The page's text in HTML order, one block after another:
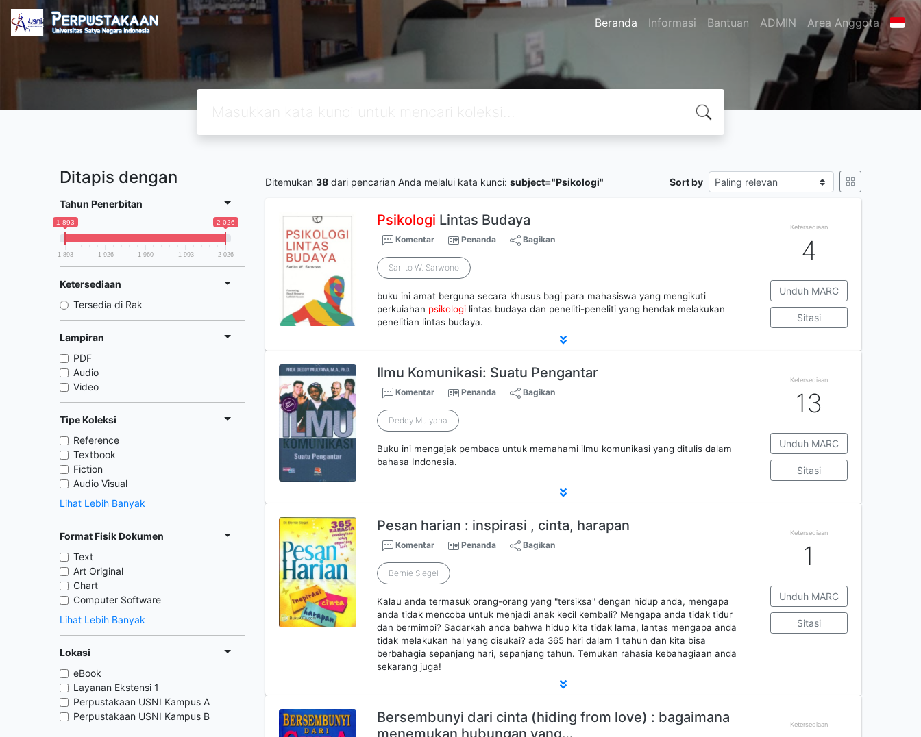
Beranda Informasi Bantuan ADMIN Area Anggota
Ditapis dengan
Tahun Penerbitan
1 893 2 026
1 893 1 926 1 960 1 993 2 026
Ketersediaan
Tersedia di Rak
Lampiran
PDF
Audio
Video
Tipe Koleksi
Reference
Textbook
Fiction
Audio Visual
Lihat Lebih Banyak
Format Fisik Dokumen
Text
Art Original
Chart
Computer Software
Lihat Lebih Banyak
Lokasi
eBook
Layanan Ekstensi 1
Perpustakaan USNI Kampus A
Perpustakaan USNI Kampus B
Ditemukan 38 dari pencarian Anda melalui kata kunci: subject="Psikologi" Sort by
Psikologi Lintas Budaya
Komentar Penanda Bagikan
Sarlito W. Sarwono
buku ini amat berguna secara khusus bagi para mahasiswa yang mengikuti
perkuiahan psikologi lintas budaya dan peneliti-peneliti yang hendak melakukan
penelitian lintas budaya.
Ketersediaan
4
Unduh MARC
Sitasi
Ilmu Komunikasi: Suatu Pengantar
Komentar Penanda Bagikan
Deddy Mulyana
Buku ini mengajak pembaca untuk memahami ilmu komunikasi yang ditulis dalam
bahasa Indonesia.
Ketersediaan
13
Unduh MARC
Sitasi
Pesan harian : inspirasi , cinta, harapan
Komentar Penanda Bagikan
Bernie Siegel
Kalau anda termasuk orang-orang yang "tersiksa" dengan hidup anda, mengapa
anda tidak mencoba untuk menjadi anak kecil kembali? Mengapa anda tidak tidur
dan bermimpi? Sadarkah anda bahwa hidup kita tidak lama, lantas mengapa anda
tidak melakukan hal yang disukai? ada 365 hari dalam 1 tahun dan kita bisa
berbahagia sepanjang hari, sepanjang tahun. Temukan rahasia kebahagiaan anda
sekarang juga!
Ketersediaan
1
Unduh MARC
Sitasi
Bersembunyi dari cinta (hiding from love) : bagaimana
Ketersediaan